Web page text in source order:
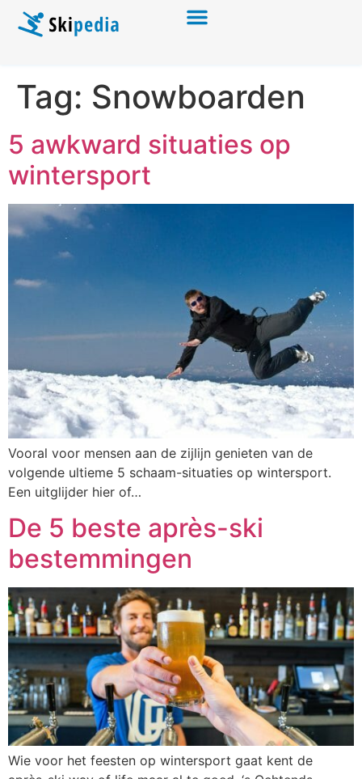
Tag: Snowboarden
5 awkward situaties op
wintersport
Vooral voor mensen aan de zijlijn genieten van de
volgende ultieme 5 schaam-situaties op wintersport.
Een uitglijder hier of…
De 5 beste après-ski
bestemmingen
Wie voor het feesten op wintersport gaat kent de